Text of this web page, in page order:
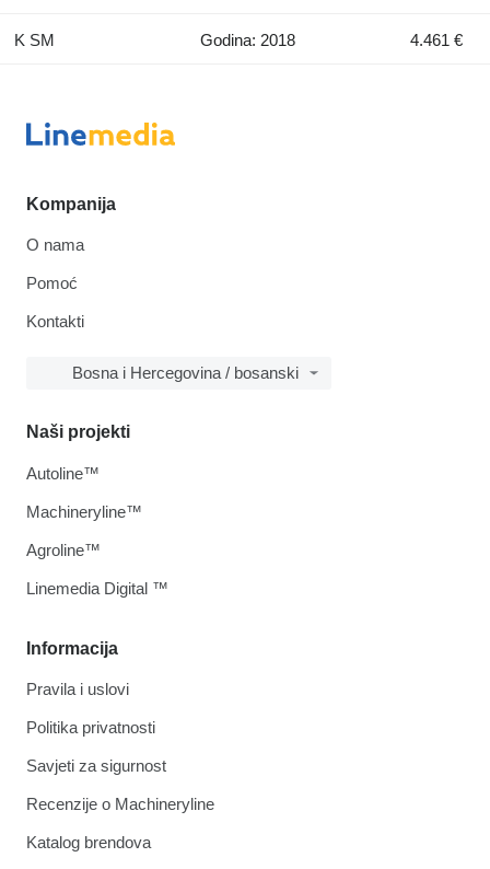
K SM Godina: 2018 4.461 €
Kompanija
O nama
Pomoć
Kontakti
Bosna i Hercegovina / bosanski
Informacija
Pravila i uslovi
Politika privatnosti
Savjeti za sigurnost
Recenzije o Machineryline
Katalog brendova
Naši projekti
Autoline™
Machineryline™
Agroline™
Linemedia Digital ™